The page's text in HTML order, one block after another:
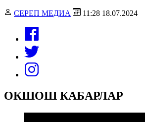
СЕРЕП МЕДИА 11:28 18.07.2024
ОКШОШ КАБАРЛАР